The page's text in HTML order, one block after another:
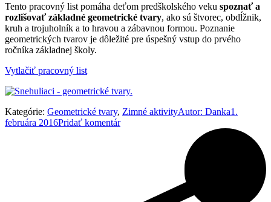
Tento pracovný list pomáha deťom predškolského veku spoznať a
rozlišovať základné geometrické tvary, ako sú štvorec, obdĺžnik,
kruh a trojuholník a to hravou a zábavnou formou. Poznanie
geometrických tvarov je dôležité pre úspešný vstup do prvého
ročníka základnej školy.
Vytlačiť pracovný list
Kategórie: Geometrické tvary, Zimné aktivityAutor: Danka1.
februára 2016Pridať komentár